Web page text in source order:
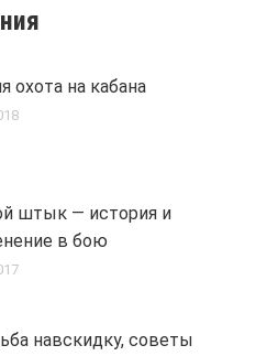
охота на кабана
штык — история и
в бою
навскидку, советы